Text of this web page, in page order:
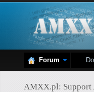
Forum
AMXX.pl: Support